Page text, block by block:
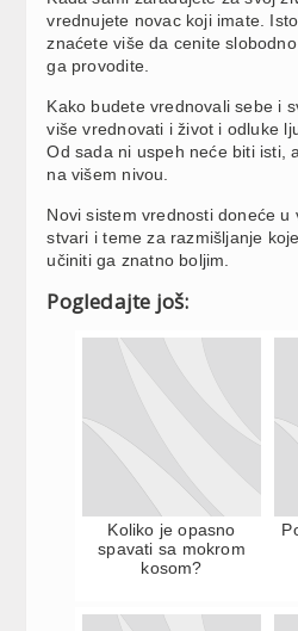
vrednujete novac koji imate.
znaćete više da cenite
ga provodite.
Kako budete vrednovali sebe i
više vrednovati i život i odluke
Od sada ni uspeh neće biti isti,
na višem nivou.
Novi sistem vrednosti doneće u
stvari i teme za razmišljanje
učiniti ga znatno boljim.
Pogledajte još:
Koliko je opasno
spavati sa mokrom
kosom?